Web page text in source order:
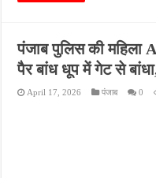
पंजाब पुलिस की महिला
पैर बांध धूप में गेट से
April 17, 2026 पंजाब 0